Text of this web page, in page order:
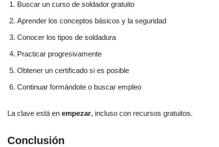
Buscar un curso de soldador gratuito
Aprender los conceptos básicos y la seguridad
Conocer los tipos de soldadura
Practicar progresivamente
Obtener un certificado si es posible
Continuar formándote o buscar empleo
La clave está en empezar, incluso con recursos gratuitos.
Conclusión